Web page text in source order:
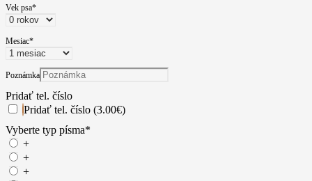
Vek psa*
Mesiac*
Poznámka
Pridať tel. číslo
Pridať tel. číslo (3.00€)
Vyberte typ písma*
+
+
+